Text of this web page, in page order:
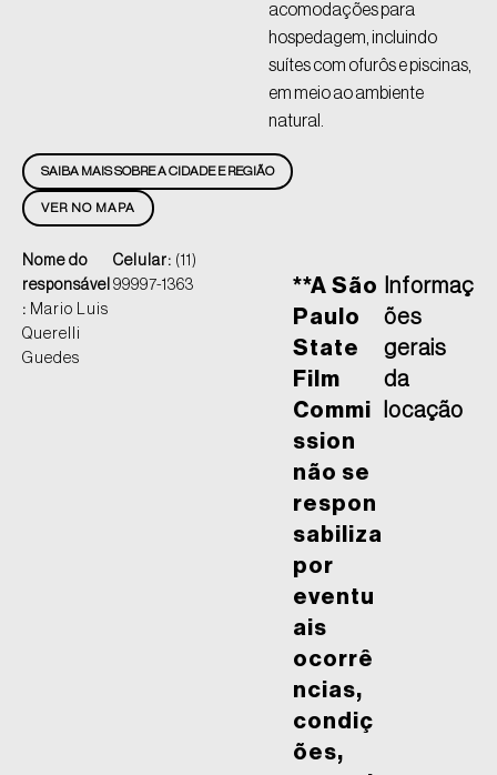
acomodações para
hospedagem, incluindo
suítes com ofurôs e piscinas,
em meio ao ambiente
natural.
VER NO MAPA
SAIBA MAIS SOBRE A CIDADE E REGIÃO
Nome do
responsável
: Mario Luis
Querelli
Guedes
Celular: (11)
99997-1363
**A São
Paulo
State
Film
Commi
ssion
não se
respon
sabiliza
por
eventu
ais
ocorrê
ncias,
condiç
ões,
Informaç
ões
gerais
da
locação